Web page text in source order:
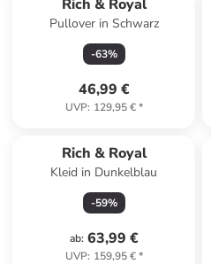
Rich & Royal
Pullover in Schwarz
-63%
46,99 €
UVP: 129,95 €*
Rich & Royal
Kleid in Dunkelblau
-59%
ab: 63,99 €
UVP: 159,95 €*